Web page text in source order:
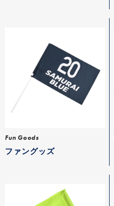
Fun Goods
ファングッズ